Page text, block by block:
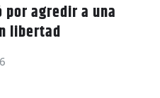
agredir a una
libertad